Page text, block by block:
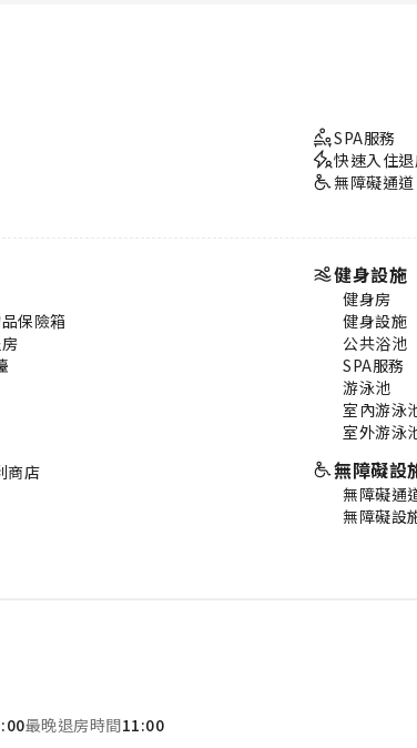
SPA服務
快速入住
無障礙通道
保險箱
商店
健身設施
健身房
健身設施
公共浴池
SPA服務
游泳池
室內游泳
室外游泳
無障礙設
無障礙通
無障礙設
最晚退房時間11:00